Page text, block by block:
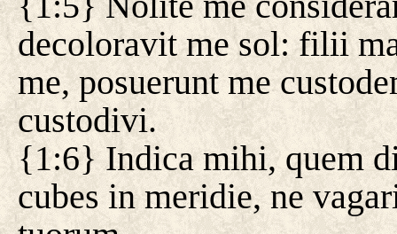
decoloravit me sol: filii
me, posuerunt me
custodivi.
{1:6} Indica mihi, quem
cubes in meridie, ne